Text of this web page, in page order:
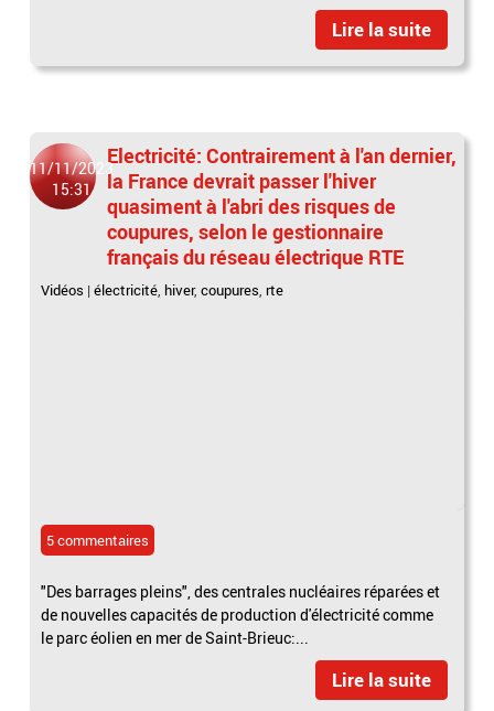
Lire la suite
11/11/2023
15:31
Electricité: Contrairement à l'an dernier,
la France devrait passer l'hiver
quasiment à l'abri des risques de
coupures, selon le gestionnaire
français du réseau électrique RTE
Vidéos |électricité, hiver,coupures, rte
5 commentaires
"Des barrages pleins", des centrales nucléaires réparées et
de nouvelles capacités de production d'électricité comme
le parc éolien en mer de Saint-Brieuc:...
Lire la suite